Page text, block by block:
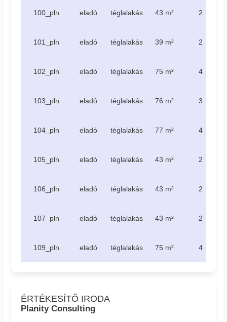
100_pln eladó téglalakás 43 m² 2
101_pln eladó téglalakás 39 m² 2
102_pln eladó téglalakás 75 m² 4
103_pln eladó téglalakás 76 m² 3
104_pln eladó téglalakás 77 m² 4
105_pln eladó téglalakás 43 m² 2
106_pln eladó téglalakás 43 m² 2
107_pln eladó téglalakás 43 m² 2
109_pln eladó téglalakás 75 m² 4
ÉRTÉKESÍTŐ IRODA
Planity Consulting